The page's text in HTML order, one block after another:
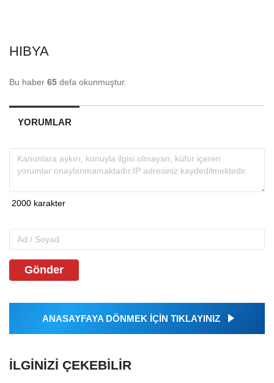
HIBYA
Bu haber 65 defa okunmuştur.
YORUMLAR
Gönder
ANASAYFAYA DÖNMEK İÇİN TIKLAYINIZ
İLGINIZI ÇEKEBILIR